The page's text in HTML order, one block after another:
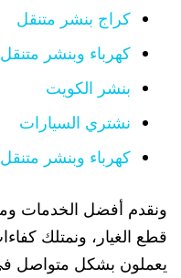
كراج بنشر متنقل
كهرباء وبنشر
بنشر الكويت
نشتري السيارات
كهرباء وبنشر متنقل
ونقدم أفضل الخدمات
قطع الغيار، ونمتلك
يعملون بشكل متواصل